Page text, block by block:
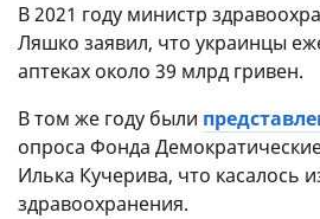
В 2021 году министр
Ляшко заявил, что украинцы
аптеках около 39 млрд гривен.
В том же году были
опроса Фонда
Илька Кучерива, что касалось
здравоохранения.